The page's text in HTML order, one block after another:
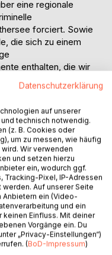
eine regionale
forciert. Sowie
die sich zu einem
enthalten, die wir
Leben kennen.
Haufen von
Robert
wurde.
weiß, wo seine Fehler
Duo, Gruppen
Verena Taler, die
Optimismus
mit Hingabe
Datenschutzerklärung
auf unserer
technisch notwendig.
(z. B. Cookies oder
um zu messen, wie häufig
Wir verwenden
und setzen hierzu
ein, wodurch ggf.
Tracking-Pixel, IP-Adressen
Auf unserer Seite
Anbietern ein (Video-
und ein
Einfluss. Mit deiner
Vorgänge ein. Du
„Privacy-Einstellungen“)
(BoD-Impressum)